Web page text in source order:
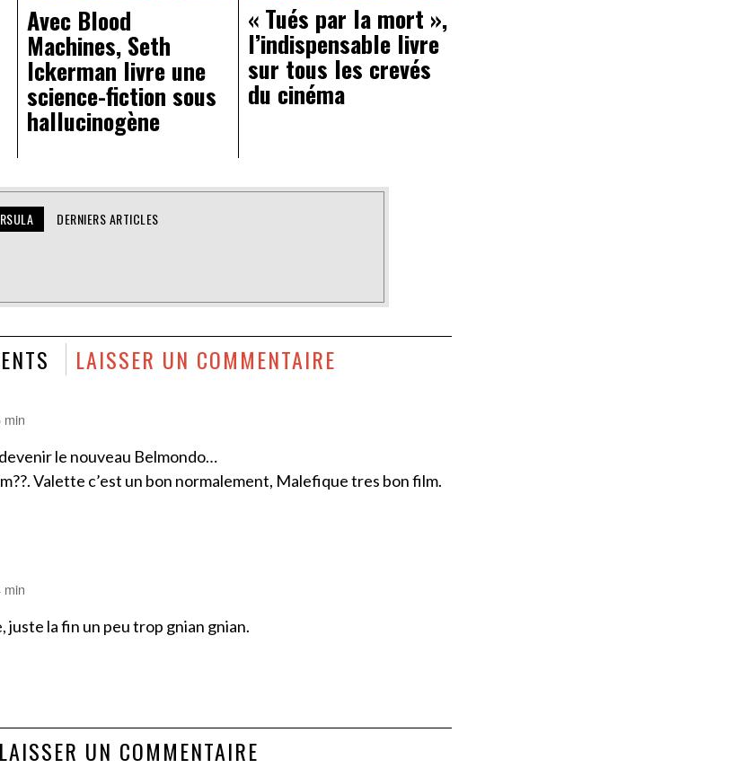
Avec Blood
Machines, Seth
Ickerman livre une
science-fiction sous
hallucinogène
« Tués par la mort »,
l’indispensable livre
sur tous les crevés
du cinéma
DERNIERS ARTICLES
LAISSER UN COMMENTAIRE
min
le nouveau Belmondo…
Valette c’est un bon normalement, Malefique tres bon film.
min
juste la fin un peu trop gnian gnian.
LAISSER UN COMMENTAIRE